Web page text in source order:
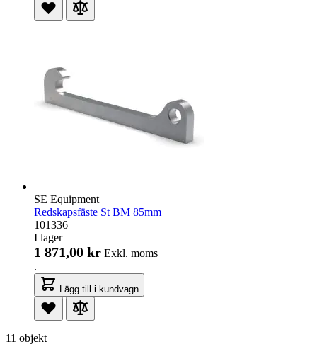
SE Equipment
Redskapsfäste St BM 85mm
101336
I lager
1 871,00 kr Exkl. moms
.
Lägg till i kundvagn
11 objekt